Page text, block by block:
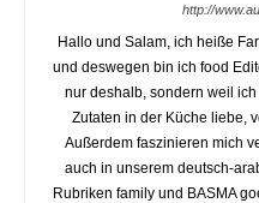
http://
Hallo und Salam, ich heiße
und deswegen bin ich food
nur deshalb, sondern weil
Zutaten in der Küche liebe,
Außerdem faszinieren mich
auch in unserem deutsch-
Rubriken family und BASMA